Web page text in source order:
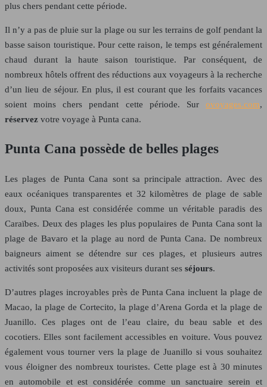
plus chers pendant cette période.
Il n’y a pas de pluie sur la plage ou sur les terrains de golf pendant la
basse saison touristique. Pour cette raison, le temps est généralement
chaud durant la haute saison touristique. Par conséquent, de
nombreux hôtels offrent des réductions aux voyageurs à la recherche
d’un lieu de séjour. En plus, il est courant que les forfaits vacances
soient moins chers pendant cette période. Sur ovoyages.com,
réservez votre voyage à Punta cana.
Punta Cana possède de belles plages
Les plages de Punta Cana sont sa principale attraction. Avec des
eaux océaniques transparentes et 32 ​​kilomètres de plage de sable
doux, Punta Cana est considérée comme un véritable paradis des
Caraïbes. Deux des plages les plus populaires de Punta Cana sont la
plage de Bavaro et la plage au nord de Punta Cana. De nombreux
baigneurs aiment se détendre sur ces plages, et plusieurs autres
activités sont proposées aux visiteurs durant ses séjours.
D’autres plages incroyables près de Punta Cana incluent la plage de
Macao, la plage de Cortecito, la plage d’Arena Gorda et la plage de
Juanillo. Ces plages ont de l’eau claire, du beau sable et des
cocotiers. Elles sont facilement accessibles en voiture. Vous pouvez
également vous tourner vers la plage de Juanillo si vous souhaitez
vous éloigner des nombreux touristes. Cette plage est à 30 minutes
en automobile et est considérée comme un sanctuaire serein et